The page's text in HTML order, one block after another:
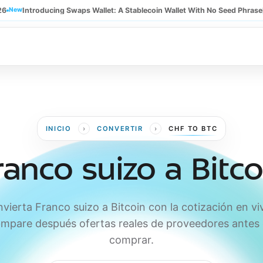
NewIntroducing Swaps Wallet: A Stablecoin Wallet With No Seed Phrase
INICIO › CONVERTIR › CHF TO BTC
suizo a
Franco suizo a Bitcoin con la cotización en
después ofertas reales de proveedores antes
comprar.